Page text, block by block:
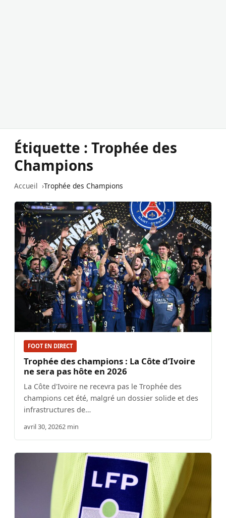
Étiquette : Trophée des
Champions
Accueil Trophée des Champions
FOOT EN DIRECT
Trophée des champions : La Côte d’Ivoire
ne sera pas hôte en 2026
La Côte d'Ivoire ne recevra pas le Trophée des
champions cet été, malgré un dossier solide et des
infrastructures de…
avril 30, 20262 min